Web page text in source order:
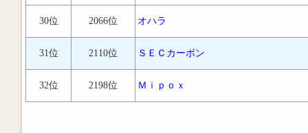
30位 2066位 オハラ
31位 2110位 ＳＥＣカーボン
32位 2198位 Ｍｉｐｏｘ